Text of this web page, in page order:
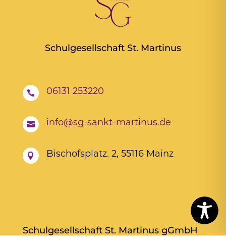
Schulgesellschaft St. Martinus
 06131 253220
 info@sg-sankt-martinus.de
 Bischofsplatz. 2, 55116 Mainz
Schulgesellschaft St. Martinus gGmbH